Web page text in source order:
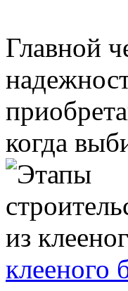
Главной
когда
клееного